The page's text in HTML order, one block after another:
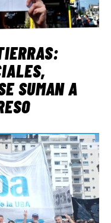
SUMAN A